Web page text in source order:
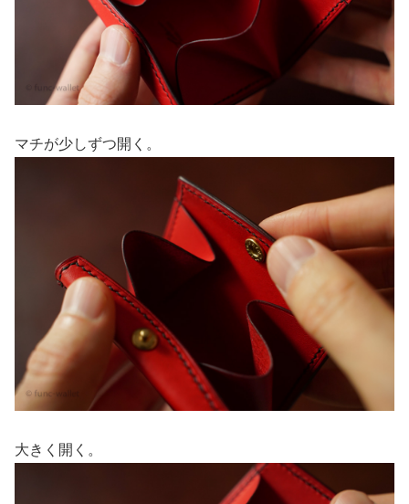
マチが少しずつ開く。
大きく開く。